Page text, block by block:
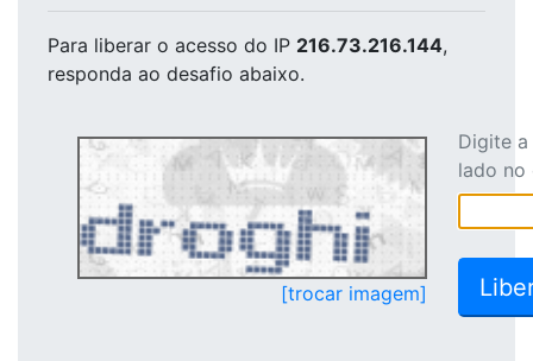
Para liberar o acesso do IP 216.73.216.144,
responda ao desafio abaixo.
[trocar imagem]
Digite
lado no